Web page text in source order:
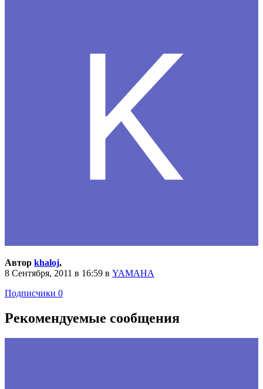
Автор khaloj,
8 Сентября, 2011 в 16:59 в YAMAHA
Подписчики 0
Рекомендуемые сообщения